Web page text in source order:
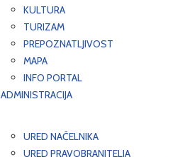
KULTURA
TURIZAM
PREPOZNATLJIVOST
MAPA
INFO PORTAL
ADMINISTRACIJA
URED NAČELNIKA
URED PRAVOBRANITELJA